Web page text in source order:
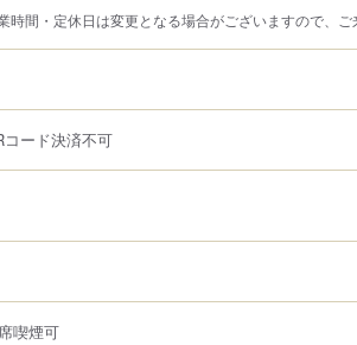
時間・定休日は変更となる場合がございますので、ご
コード決済不可
喫煙可